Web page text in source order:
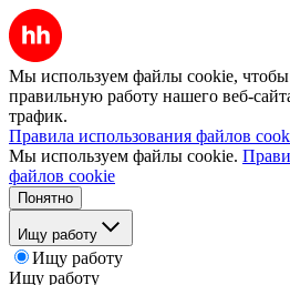
Мы используем файлы cookie, чтобы
правильную работу нашего веб-
трафик.
Правила использования файлов
Мы используем файлы cookie.
файлов cookie
Понятно
Ищу работу
Ищу работу
Ищу работу